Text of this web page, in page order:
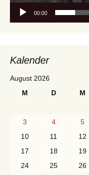
00:00
Kalender
August 2026
M
D M
3
4 5
10
11 12
17
18 19
24
25 26